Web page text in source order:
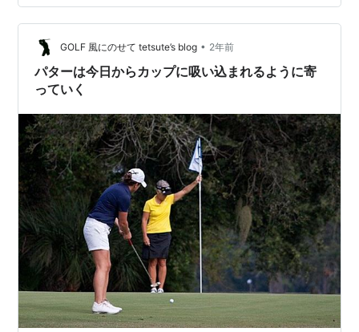
ショートパットです。 ショートパットが入るか入らない
かは個人差で パティングの指導者達はこれを自信の差だ
と言 います。 打つ前に外した時の記憶や、返しの事を考
え…
GOLF 風にのせて tetsute’s blog • 2年前
パターは今日からカップに吸い込まれるように寄
っていく